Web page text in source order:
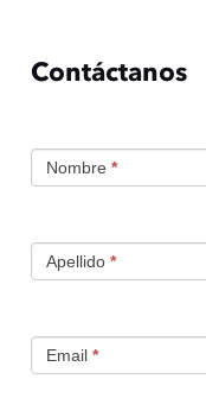
Contáctanos
Nombre*
Apellido*
Email*